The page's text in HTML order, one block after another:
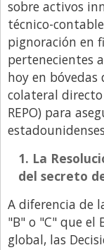
Santa Fe
Show Business
Sociedad
Tecnología
Tendencias
Viajes
sobre activos
técnico-
pignoración en
pertenecientes
hoy en
colateral
REPO) para
1. La
del secreto
A diferencia de
"B" o "C" que el
global, las